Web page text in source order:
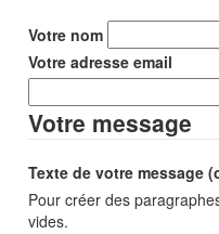
Votre nom
Votre adresse email
Votre message
Texte de votre message
Pour créer des
vides.